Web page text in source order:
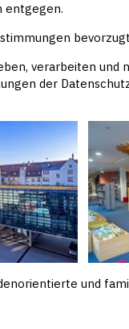
entgegen.
verarbeiten und
der
und